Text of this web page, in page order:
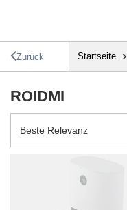
Zurück Startseite
ROIDMI
Sortierung ändern
Beste Relevanz